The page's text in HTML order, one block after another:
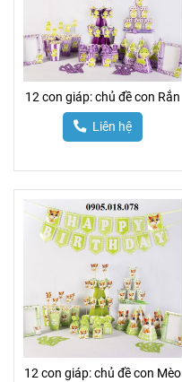
12 con giáp: chủ đề con Rắn
Liên hệ
12 con giáp: chủ đề con Mèo